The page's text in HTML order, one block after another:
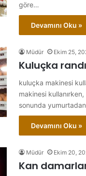
göre…
Devamını Oku »
Müdür Ekim 25,
Kuluçka
kuluçka makinesi
makinesi
sonunda
Devamını Oku »
Müdür Ekim 20,
Kan